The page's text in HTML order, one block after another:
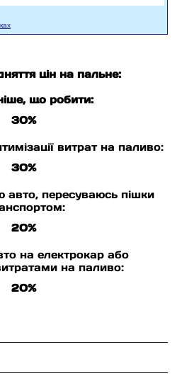
цін на пальне:
що робити:
30%
витрат на паливо:
30%
пересуваюсь пішки
20%
на електрокар або
на паливо:
20%